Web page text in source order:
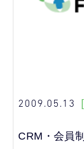
2009.05.13
CRM・会員